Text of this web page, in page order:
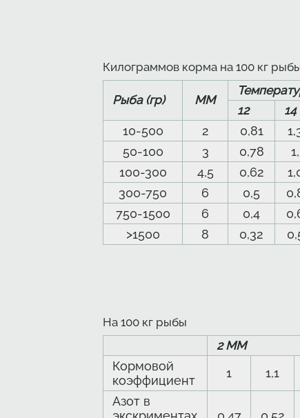
Килограммов корма на 100 кг
Рыба (гр) ММ
12
14
10-500 2 0,81
50-100
3 0,78
100-300
4,5 0,62
300-750
6 0,5
750-1500
6 0,4
>1500
8 0,32
На 100 кг рыбы
2 ММ
Кормовой
коэффициент
1 1,1
Азот в